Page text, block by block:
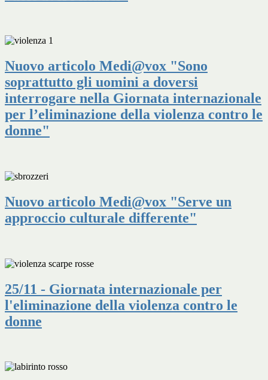
Nuovo articolo Medi@vox "Sono
soprattutto gli uomini a doversi
interrogare nella Giornata internazionale
per l’eliminazione della violenza contro le
donne"
Nuovo articolo Medi@vox "Serve un
approccio culturale differente"
25/11 - Giornata internazionale per
l'eliminazione della violenza contro le
donne